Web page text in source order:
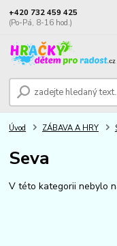
+420 732 459 425
(Po-Pá, 8-16 hod.)
Úvod ZÁBAVA A HRY
Seva
V této kategorii nebylo